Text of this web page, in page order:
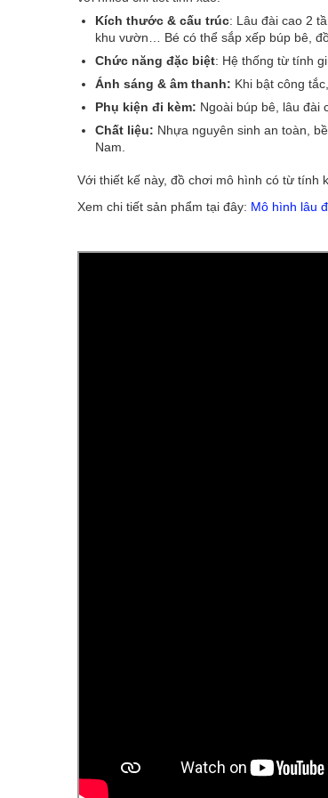
Kích thước & cấu trúc: Lâu đài cao 2
khu vườn… Bé có thể sắp xếp búp bê,
Chức năng đặc biệt: Hệ thống từ tính
Ánh sáng & âm thanh: Khi bật công
Phụ kiện đi kèm: Ngoài búp bê, lâu đài
Chất liệu: Nhựa nguyên sinh an toàn,
Nam.
Với thiết kế này, đồ chơi mô hình có từ tính
Xem chi tiết sản phẩm tại đây: Mô hình lâu